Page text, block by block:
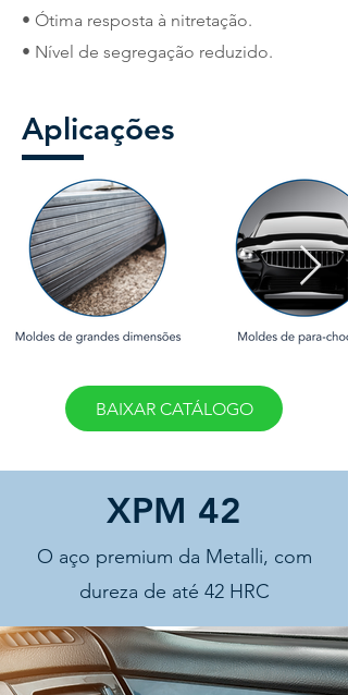
• Ótima resposta à nitretação.
• Nível de segregação reduzido.
Aplicações
BAIXAR CATÁLOGO
XPM 42
O aço premium da Metalli, com
dureza de até 42 HRC